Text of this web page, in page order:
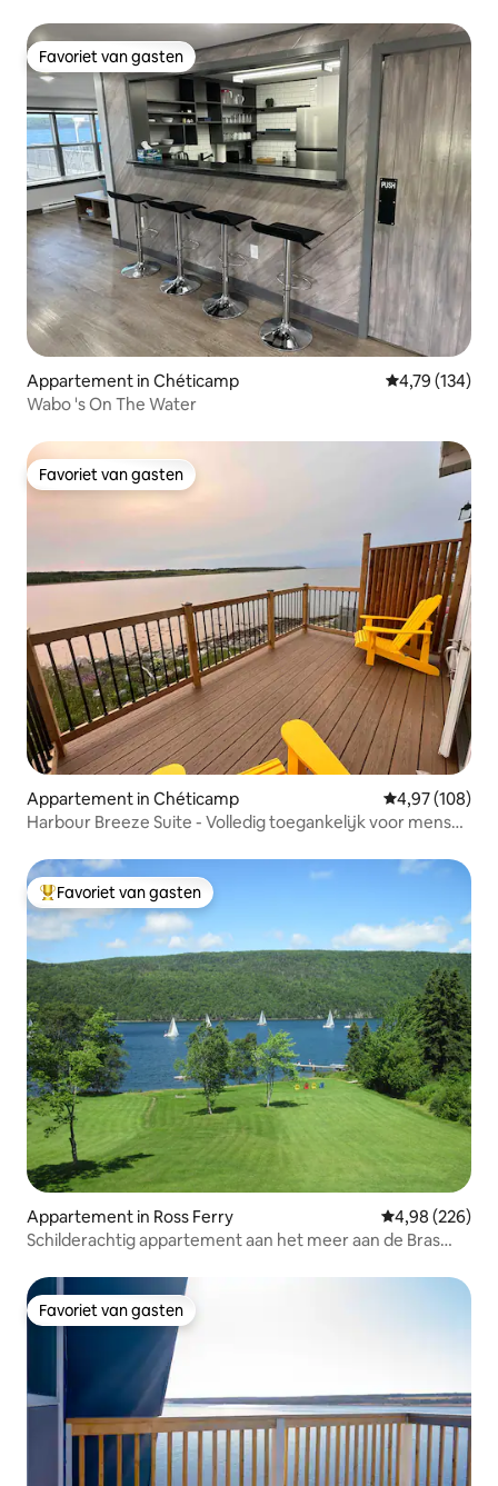
Favoriet van gasten
Favoriet van gasten
Appartement in Chéticamp Gemiddelde
4,79 (134)
Wabo 's On The Water
Favoriet van gasten
Favoriet van gasten
Appartement in Chéticamp Gemiddelde
4,97 (108)
Harbour Breeze Suite - Volledig toegankelijk voor mensen
Topfavoriet van gasten
Favoriet van gasten
Appartement in Ross Ferry Gemiddelde
4,98 (226)
Schilderachtig appartement aan het meer aan de Bras
Favoriet van gasten
Favoriet van gasten